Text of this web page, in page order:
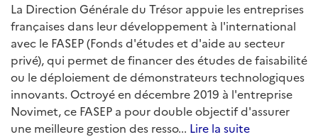
La Direction Générale du Trésor appuie les entreprises
françaises dans leur développement à l'international
avec le FASEP (Fonds d'études et d'aide au secteur
privé), qui permet de financer des études de faisabilité
ou le déploiement de démonstrateurs technologiques
innovants. Octroyé en décembre 2019 à l'entreprise
Novimet, ce FASEP a pour double objectif d'assurer
une meilleure gestion des resso... Lire la suite